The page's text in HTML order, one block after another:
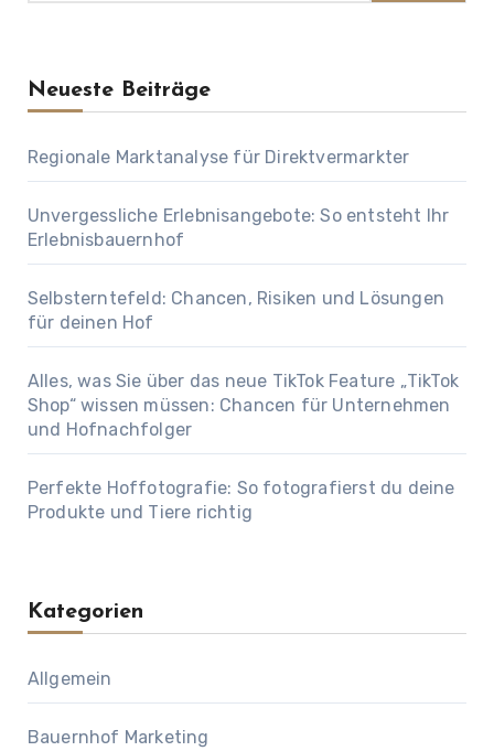
Neueste Beiträge
Regionale Marktanalyse für Direktvermarkter
Unvergessliche Erlebnisangebote: So entsteht Ihr
Erlebnisbauernhof
Selbsterntefeld: Chancen, Risiken und Lösungen
für deinen Hof
Alles, was Sie über das neue TikTok Feature „TikTok
Shop“ wissen müssen: Chancen für Unternehmen
und Hofnachfolger
Perfekte Hoffotografie: So fotografierst du deine
Produkte und Tiere richtig
Kategorien
Allgemein
Bauernhof Marketing